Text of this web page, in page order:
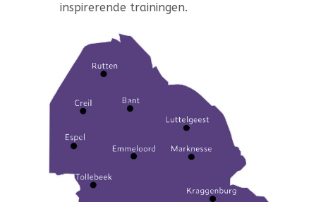
inspirerende trainingen.